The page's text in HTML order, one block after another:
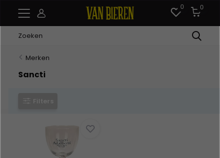
0 0
Merken
Sancti